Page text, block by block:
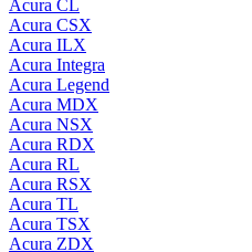
Acura CL
Acura CSX
Acura ILX
Acura Integra
Acura Legend
Acura MDX
Acura NSX
Acura RDX
Acura RL
Acura RSX
Acura TL
Acura TSX
Acura ZDX